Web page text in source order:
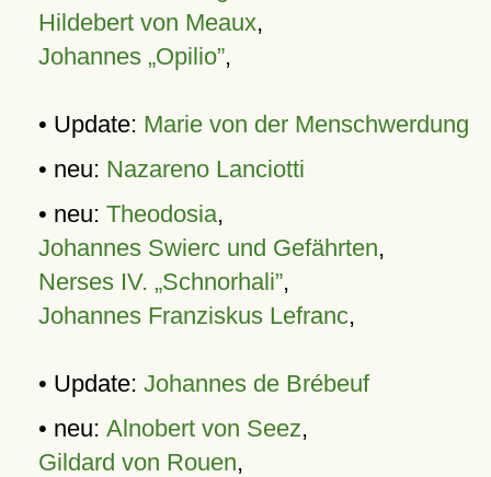
Hildebert von Meaux,
Johannes „Opilio”,
• Update: Marie von der Menschwerdung
• neu: Nazareno Lanciotti
• neu: Theodosia,
Johannes Swierc und Gefährten,
Nerses IV. „Schnorhali”,
Johannes Franziskus Lefranc,
• Update: Johannes de Brébeuf
• neu: Alnobert von Seez,
Gildard von Rouen,